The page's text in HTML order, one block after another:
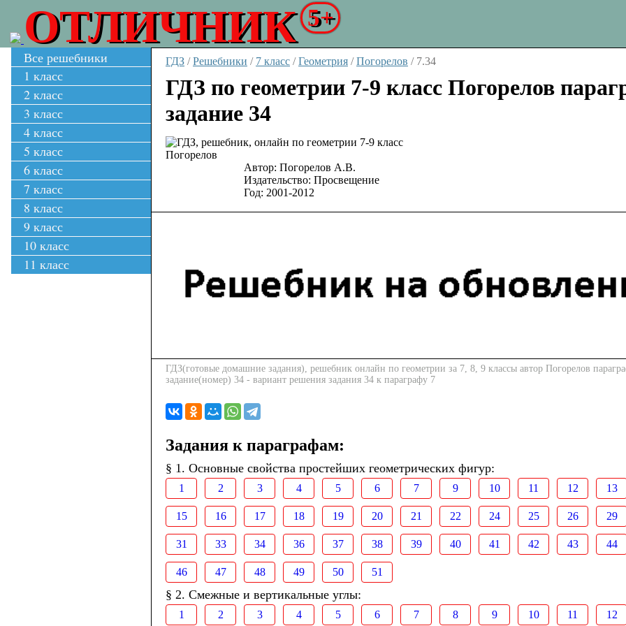
ОТЛИЧНИК 5+
Все решебники
1 класс
2 класс
3 класс
4 класс
5 класс
6 класс
7 класс
8 класс
9 класс
10 класс
11 класс
ГДЗ / Решебники / 7 класс / Геометрия / Погорелов / 7.34
ГДЗ по геометрии 7-9 класс Погорелов
задание 34
Автор: Погорелов А.В.
Издательство: Просвещение
Год: 2001-2012
ГДЗ(готовые домашние задания), решебник онлайн по геометрии за 7, 8, 9 классы автор Погорелов
задание(номер) 34 - вариант решения задания 34 к параграфу 7
Задания к параграфам:
§ 1. Основные свойства простейших геометрических фигур:
1 2 3 4 5 6 7 9 10 11 12 13
15 16 17 18 19 20 21 22 24 25 26 29
31 33 34 36 37 38 39 40 41 42 43 44
46 47 48 49 50 51
§ 2. Смежные и вертикальные углы:
1 2 3 4 5 6 7 8 9 10 11 12